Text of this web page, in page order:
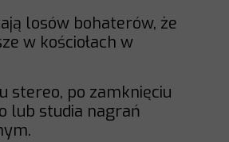
losów bohaterów, że
w kościołach w
stereo, po zamknięciu
lub studia nagrań